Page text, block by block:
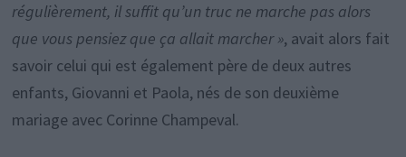
régulièrement, il suffit qu’un truc ne marche pas alors
que vous pensiez que ça allait marcher », avait alors fait
savoir celui qui est également père de deux autres
enfants, Giovanni et Paola, nés de son deuxième
mariage avec Corinne Champeval.